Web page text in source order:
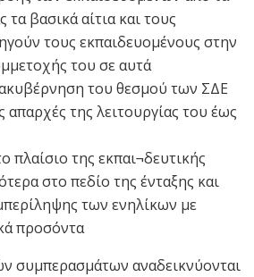
βασικά αίτια και τους
τους εκπαιδευομένους στην
του σε αυτά
του θεσμού των ΣΔΕ
απαρχές της λειτουργίας του έως
της εκπαι¬δευτικής
στο πεδίο της ένταξης και
των ενηλίκων με
προσόντα
συμπερασμάτων αναδεικνύονται